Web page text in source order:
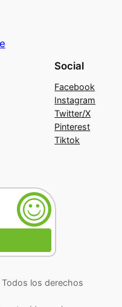
Social
Facebook
Instagram
Twitter/X
Pinterest
Tiktok
los derechos